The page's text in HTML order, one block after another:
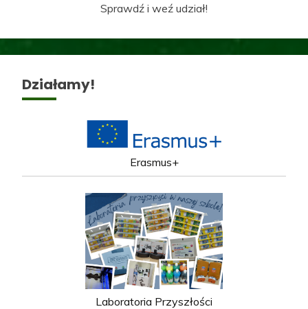
Sprawdź i weź udział!
Działamy!
Erasmus+
Laboratoria Przyszłości